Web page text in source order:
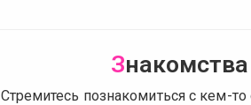
З
Стремитесь познакомиться с кем-